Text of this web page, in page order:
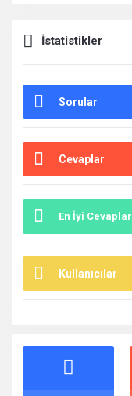
İstatistikler
Sorular
Cevaplar
En İyi Cevaplar
Kullanıcılar
İstatistikler